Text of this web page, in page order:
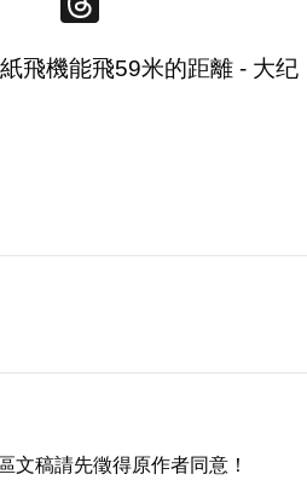
飛機能飛59米的距離 - 大纪
文稿請先徵得原作者同意！